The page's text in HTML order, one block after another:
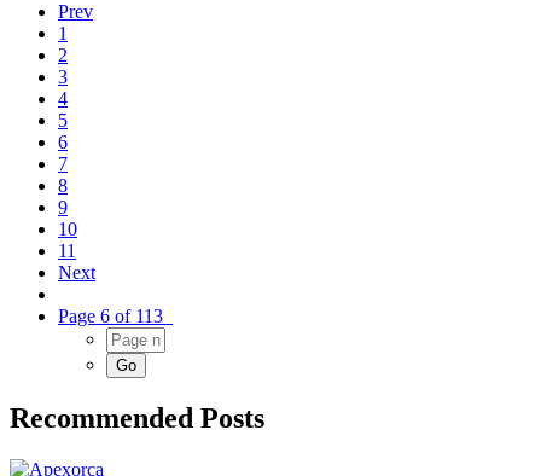
Prev
1
2
3
4
5
6
7
8
9
10
11
Next
Page 6 of 113
Recommended Posts